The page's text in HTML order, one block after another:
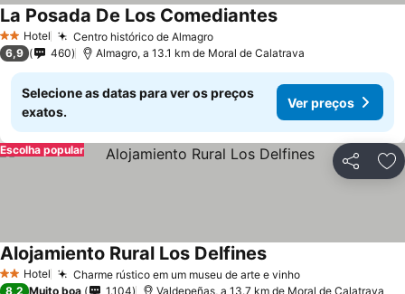
2 Estrelas
Hotel Centro histórico de Almagro
La Posada De Los Comediantes
6,9 460 Almagro, a 13.1 km de Moral de Calatrava
Selecione as datas para ver os preços
exatos.
Ver preços
Partilhar
Escolha popular
2 Estrelas
Hotel Charme rústico em um museu de arte e vinho
Alojamiento Rural Los Delfines
8,2 Muito boa 1.104 Valdepeñas, a 13.7 km de Moral de Calatrava